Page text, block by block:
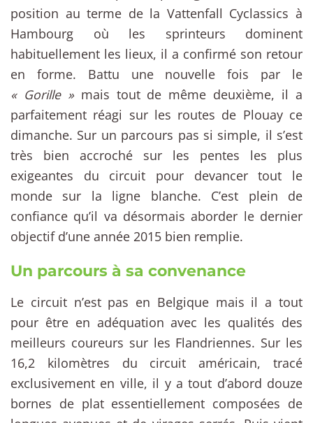
position au terme de la Vattenfall Cyclassics à
Hambourg où les sprinteurs dominent
habituellement les lieux, il a confirmé son retour
en forme. Battu une nouvelle fois par le
« Gorille »mais tout de même deuxième, il a
parfaitement réagi sur les routes de Plouay ce
dimanche. Sur un parcours pas si simple, il s’est
très bien accroché sur les pentes les plus
exigeantes du circuit pour devancer tout le
monde sur la ligne blanche. C’est plein de
confiance qu’il va désormais aborder le dernier
objectif d’une année 2015 bien remplie.
Un parcours à sa convenance
Le circuit n’est pas en Belgique mais il a tout
pour être en adéquation avec les qualités des
meilleurs coureurs sur les Flandriennes. Sur les
16,2 kilomètres du circuit américain, tracé
exclusivement en ville, il y a tout d’abord douze
bornes de plat essentiellement composées de